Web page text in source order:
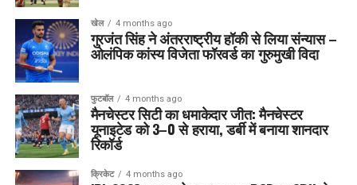
खेल 4 months ago
गुरजंत सिंह ने अंतरराष्ट्रीय हॉकी से लिया संन्यास –
ओलंपिक कांस्य विजेता फॉरवर्ड का गुरुमुखी विदा
फुटबॉल 4 months ago
मैनचेस्टर सिटी का धमाकेदार जीत: मैनचेस्टर
यूनाइटेड को 3–0 से हराया, डर्बी में बनाया शानदार
रिकॉर्ड
क्रिकेट 4 months ago